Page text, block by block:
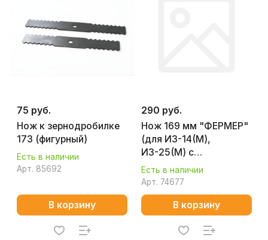
75 руб.
Нож к зернодробилке
173 (фигурный)
Есть в наличии
Арт. 85692
В корзину
290 руб.
Нож 169 мм "ФЕРМЕР"
(для ИЗ-14(М),
ИЗ-25(М) с
термообработкой)
Есть в наличии
Арт. 74677
В корзину